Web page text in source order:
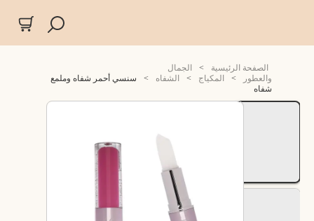
الصفحة الرئيسية >
الجمال
والعطور
> المكياج > الشفاه >
سنسي أحمر شفاه وملمع
شفاه